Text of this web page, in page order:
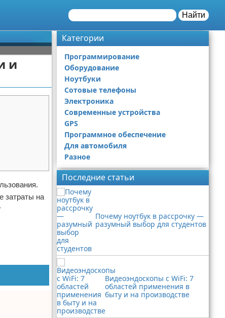
Найти
и
затраты на
Категории
Программирование
Оборудование
Ноутбуки
Сотовые телефоны
Электроника
Современные устройства
GPS
Программное обеспечение
Для автомобиля
Разное
Последние статьи
Почему ноутбук в рассрочку —
разумный выбор для студентов
Видеоэндоскопы с WiFi: 7
областей применения в
быту и на производстве